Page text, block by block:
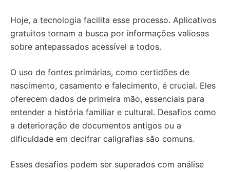
Hoje, a tecnologia facilita esse processo. Aplicativos
gratuitos tornam a busca por informações valiosas
sobre antepassados acessível a todos.
O uso de fontes primárias, como certidões de
nascimento, casamento e falecimento, é crucial. Eles
oferecem dados de primeira mão, essenciais para
entender a história familiar e cultural. Desafios como
a deterioração de documentos antigos ou a
dificuldade em decifrar caligrafias são comuns.
Esses desafios podem ser superados com análise